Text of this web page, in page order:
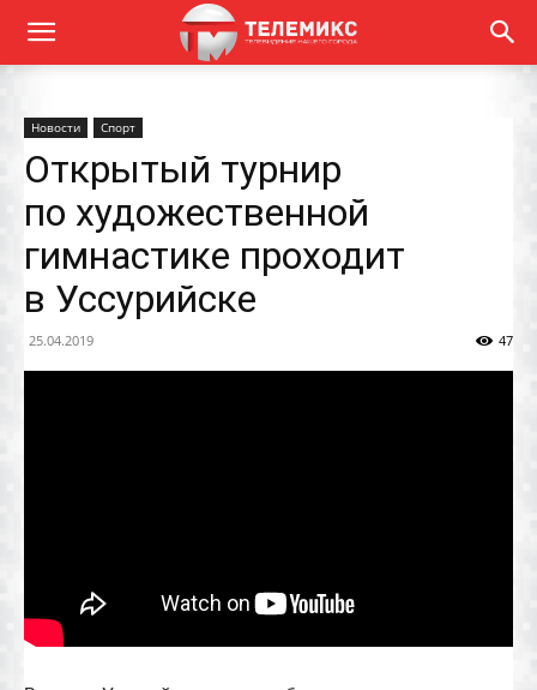
Новости Спорт
Открытый турнир
по художественной
гимнастике проходит
в Уссурийске
25.04.2019 47